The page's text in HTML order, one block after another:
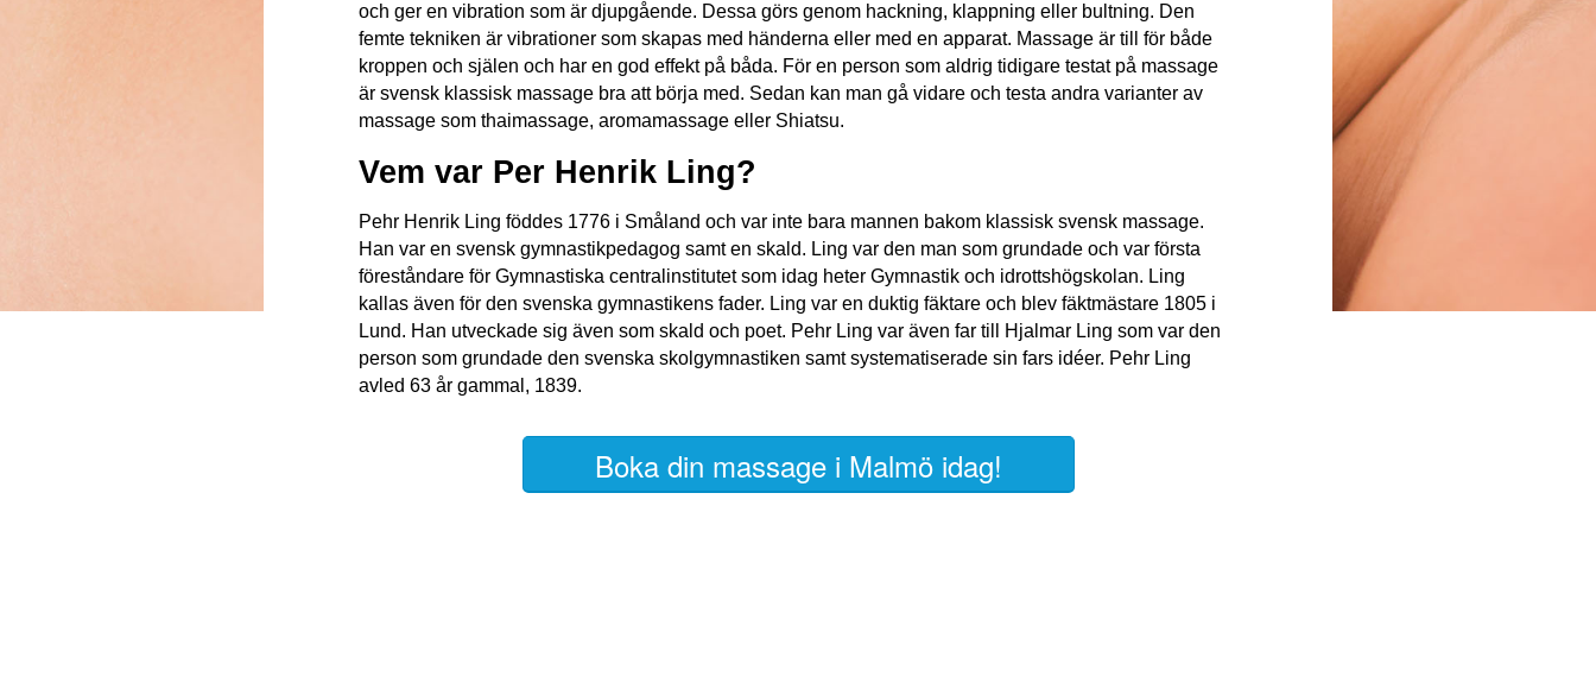
och ger en vibration som är djupgående. Dessa görs genom hackning, klappning eller bultning. Den
femte tekniken är vibrationer som skapas med händerna eller med en apparat. Massage är till för både
kroppen och själen och har en god effekt på båda. För en person som aldrig tidigare testat på massage
är svensk klassisk massage bra att börja med. Sedan kan man gå vidare och testa andra varianter av
massage som thaimassage, aromamassage eller Shiatsu.
Vem var Per Henrik Ling?
Pehr Henrik Ling föddes 1776 i Småland och var inte bara mannen bakom klassisk svensk massage.
Han var en svensk gymnastikpedagog samt en skald. Ling var den man som grundade och var första
föreståndare för Gymnastiska centralinstitutet som idag heter Gymnastik och idrottshögskolan. Ling
kallas även för den svenska gymnastikens fader. Ling var en duktig fäktare och blev fäktmästare 1805 i
Lund. Han utveckade sig även som skald och poet. Pehr Ling var även far till Hjalmar Ling som var den
person som grundade den svenska skolgymnastiken samt systematiserade sin fars idéer. Pehr Ling
avled 63 år gammal, 1839.
Boka din massage i Malmö idag!